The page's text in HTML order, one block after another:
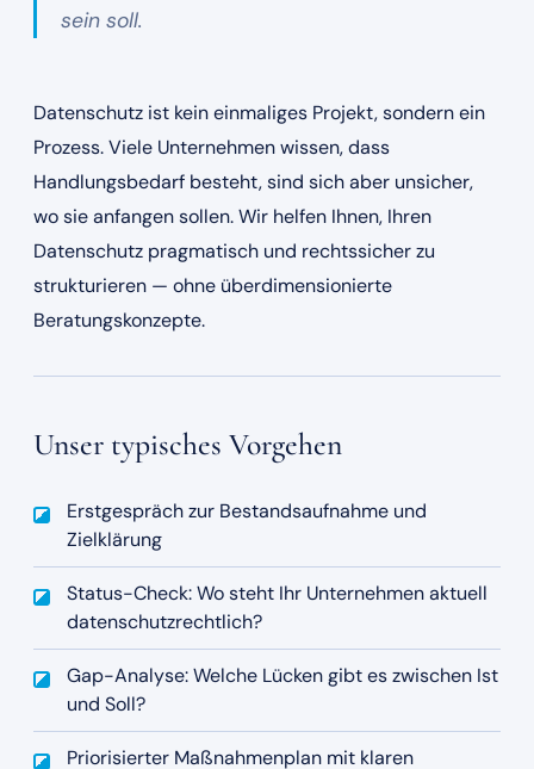
sein soll.
Datenschutz ist kein einmaliges Projekt, sondern ein
Prozess. Viele Unternehmen wissen, dass
Handlungsbedarf besteht, sind sich aber unsicher,
wo sie anfangen sollen. Wir helfen Ihnen, Ihren
Datenschutz pragmatisch und rechtssicher zu
strukturieren — ohne überdimensionierte
Beratungskonzepte.
Unser typisches Vorgehen
Erstgespräch zur Bestandsaufnahme und
Zielklärung
Status-Check: Wo steht Ihr Unternehmen aktuell
datenschutzrechtlich?
Gap-Analyse: Welche Lücken gibt es zwischen Ist
und Soll?
Priorisierter Maßnahmenplan mit klaren